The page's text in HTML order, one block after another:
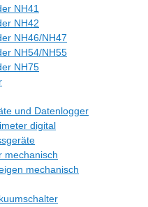
NH41
NH42
NH46/NH47
NH54/NH55
NH75
und Datenlogger
digital
mechanisch
mechanisch